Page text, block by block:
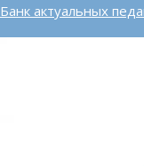
Банк актуальных